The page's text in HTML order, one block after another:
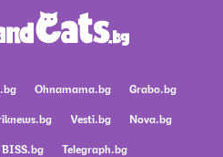
Ohnamama.bg
Grabo.bg
Vesti.bg
Nova.bg
BISS.bg Telegraph.bg